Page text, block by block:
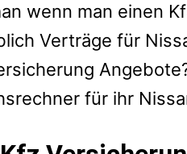
wenn man einen
Verträge für
für ihr